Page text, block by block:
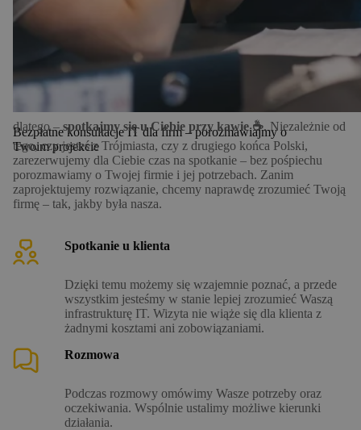
Bezpłatne konsultacje IT dla firm – porozmawiajmy o
Twoim projekcie
Technologia to tylko narzędzie. Najpierw poznajemy ludzi i cel,
dlatego – spotkajmy się u Ciebie przy kawie ☕. Niezależnie od
tego, czy jesteś z Trójmiasta, czy z drugiego końca Polski,
zarezerwujemy dla Ciebie czas na spotkanie – bez pośpiechu
porozmawiamy o Twojej firmie i jej potrzebach. Zanim
zaprojektujemy rozwiązanie, chcemy naprawdę zrozumieć Twoją
firmę – tak, jakby była nasza.
Spotkanie u klienta
Dzięki temu możemy się wzajemnie poznać, a przede
wszystkim jesteśmy w stanie lepiej zrozumieć Waszą
infrastrukturę IT. Wizyta nie wiąże się dla klienta z
żadnymi kosztami ani zobowiązaniami.
Rozmowa
Podczas rozmowy omówimy Wasze potrzeby oraz
oczekiwania. Wspólnie ustalimy możliwe kierunki
działania.